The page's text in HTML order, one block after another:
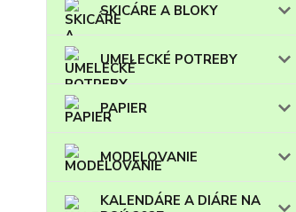
SKICÁRE A BLOKY
UMELECKÉ POTREBY
PAPIER
MODELOVANIE
KALENDÁRE A DIÁRE NA